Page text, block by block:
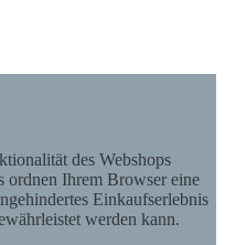
des Webshops
ordnen Ihrem Browser eine
Einkaufserlebnis
werden kann.